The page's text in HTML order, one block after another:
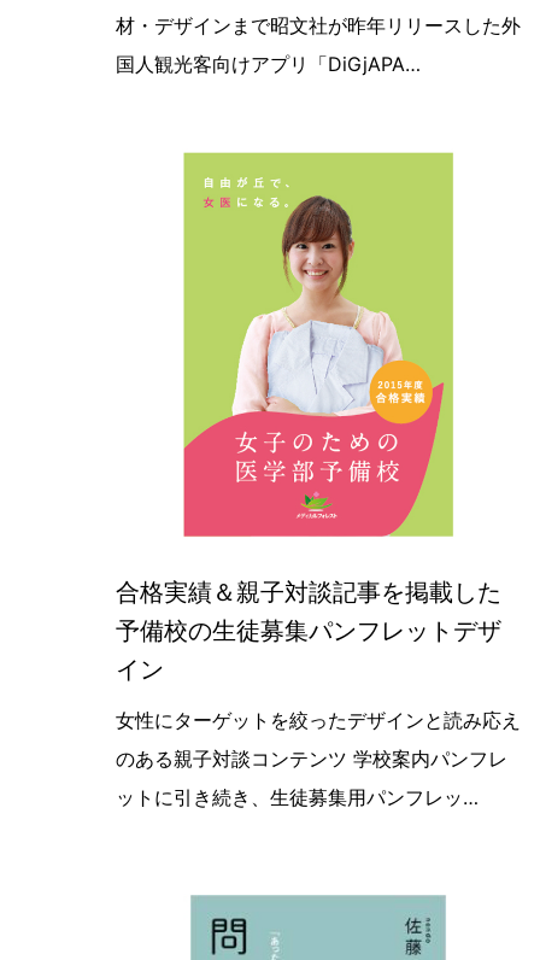
材・デザインまで昭文社が昨年リリースした外
国人観光客向けアプリ「DiGjAPA…
合格実績＆親子対談記事を掲載した
予備校の生徒募集パンフレットデザ
イン
【最新デザイン実績紹介】医学部専
女性にターゲットを絞ったデザインと読み応え
のある親子対談コンテンツ 学校案内パンフレ
ットに引き続き、生徒募集用パンフレッ…